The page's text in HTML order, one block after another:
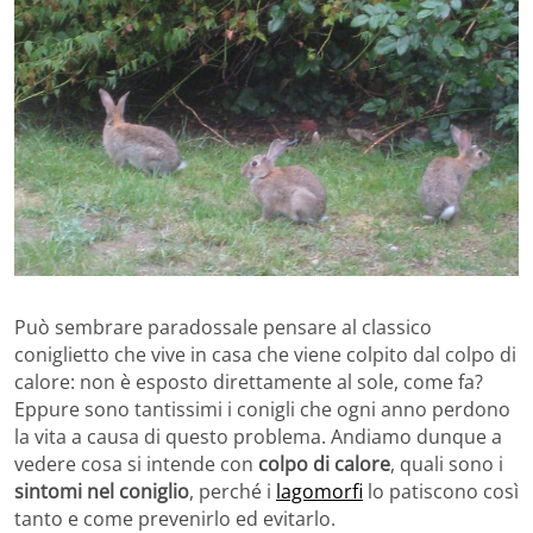
Può sembrare paradossale pensare al classico
coniglietto che vive in casa che viene colpito dal colpo di
calore: non è esposto direttamente al sole, come fa?
Eppure sono tantissimi i conigli che ogni anno perdono
la vita a causa di questo problema. Andiamo dunque a
vedere cosa si intende con colpo di calore, quali sono i
sintomi nel coniglio, perché i lagomorfi lo patiscono così
tanto e come prevenirlo ed evitarlo.